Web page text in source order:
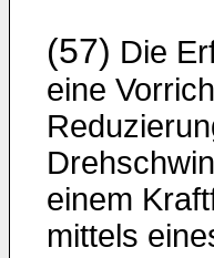
(57) Die
eine
einem
mittels